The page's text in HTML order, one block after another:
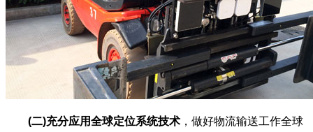
(二)充分应用全球定位系统技术 ，做好物流输送工作全球